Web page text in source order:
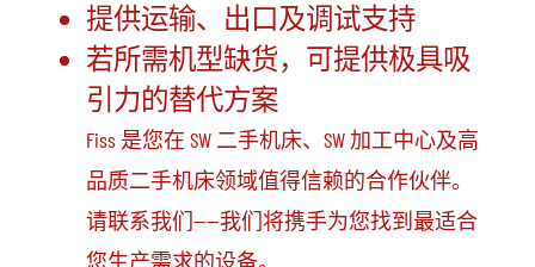
提供运输、出口及调试支持
若所需机型缺货，可提供极具吸
引力的替代方案
Fiss 是您在 SW 二手机床、SW 加工中心及高
品质二手机床领域值得信赖的合作伙伴。
请联系我们——我们将携手为您找到最适合
您生产需求的设备。